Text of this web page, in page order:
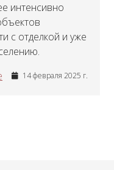
интенсивно
с отделкой и уже
14 февраля 2025 г.